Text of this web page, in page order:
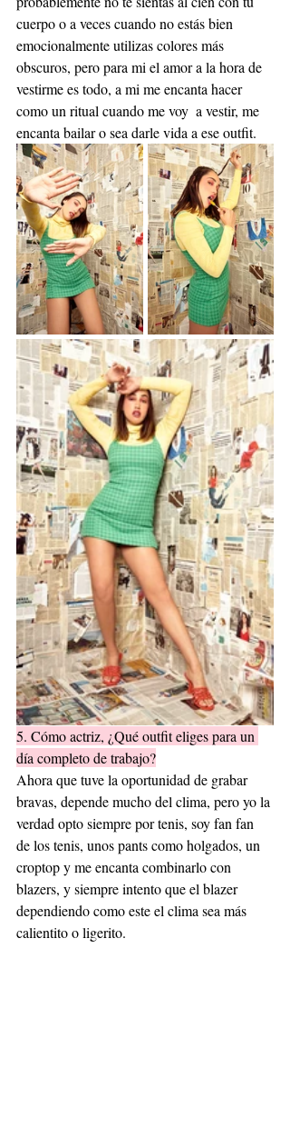
cuerpo o a veces cuando no estás bien
emocionalmente utilizas colores más
obscuros, pero para mi el amor a la hora de
vestirme es todo, a mi me encanta hacer
como un ritual cuando me voy  a vestir, me
encanta bailar o sea darle vida a ese outfit.
5. Cómo actriz, ¿Qué outfit eliges para un
día completo de trabajo?
Ahora que tuve la oportunidad de grabar
bravas, depende mucho del clima, pero yo la
verdad opto siempre por tenis, soy fan fan
de los tenis, unos pants como holgados, un
croptop y me encanta combinarlo con
blazers, y siempre intento que el blazer
dependiendo como este el clima sea más
calientito o ligerito.